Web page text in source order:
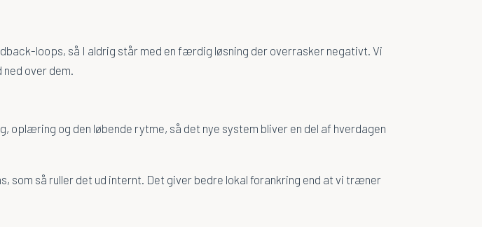
loops, så I aldrig står med en færdig løsning der overrasker negativt. Vi
over dem.
oplæring og den løbende rytme, så det nye system bliver en del af hverdagen
så ruller det ud internt. Det giver bedre lokal forankring end at vi træner